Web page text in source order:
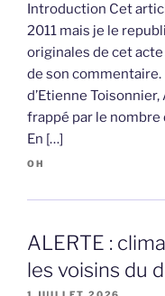
Introduction Cet
2011 mais je le
originales de cet
de son commentaire.
d’Etienne
frappé par le nombre
En […]
OH
ALERTE :
les voisins du
1 JUILLET 2026